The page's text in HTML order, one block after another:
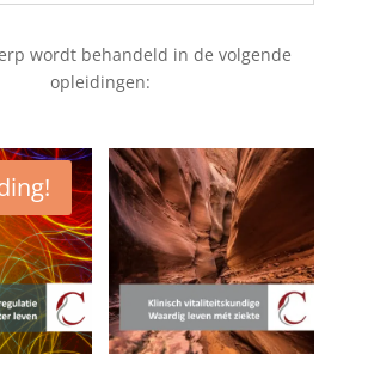
wordt behandeld in de volgende
opleidingen: